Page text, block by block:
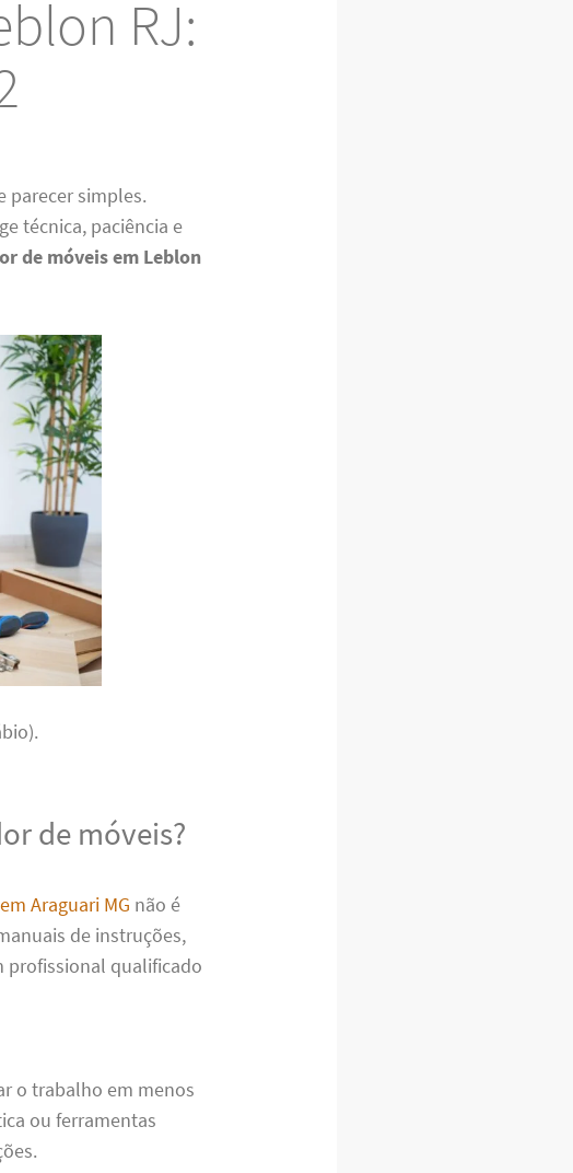
RJ:
parecer simples.
técnica, paciência e
de móveis em Leblon
de móveis?
Araguari MG não é
de instruções,
profissional qualificado
o trabalho em menos
ou ferramentas